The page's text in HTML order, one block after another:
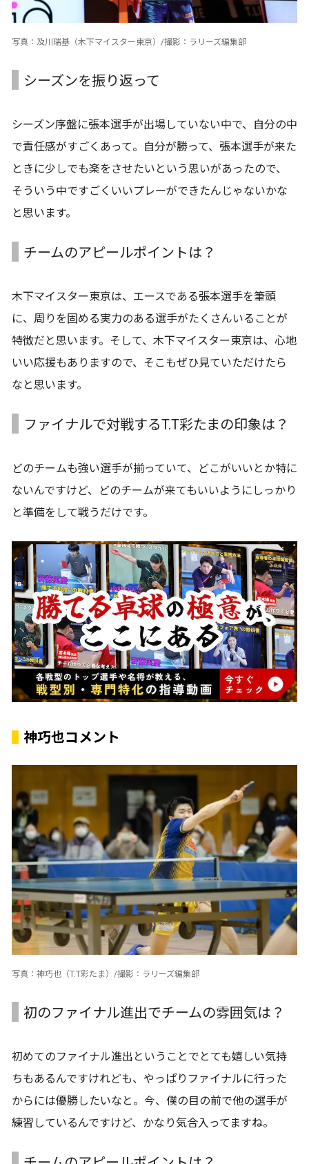
写真：及川瑞基（木下マイスター東京）/撮影：ラリーズ編集部
シーズンを振り返って
シーズン序盤に張本選手が出場していない中で、自分の中
で責任感がすごくあって。自分が勝って、張本選手が来た
ときに少しでも楽をさせたいという思いがあったので、
そういう中ですごくいいプレーができたんじゃないかな
と思います。
チームのアピールポイントは？
木下マイスター東京は、エースである張本選手を筆頭
に、周りを固める実力のある選手がたくさんいることが
特徴だと思います。そして、木下マイスター東京は、心地
いい応援もありますので、そこもぜひ見ていただけたら
なと思います。
ファイナルで対戦するT.T彩たまの印象は？
どのチームも強い選手が揃っていて、どこがいいとか特に
ないんですけど、どのチームが来てもいいようにしっかり
と準備をして戦うだけです。
神巧也コメント
写真：神巧也（T.T彩たま）/撮影：ラリーズ編集部
初のファイナル進出でチームの雰囲気は？
初めてのファイナル進出ということでとても嬉しい気持
ちもあるんですけれども、やっぱりファイナルに行った
からには優勝したいなと。今、僕の目の前で他の選手が
練習しているんですけど、かなり気合入ってますね。